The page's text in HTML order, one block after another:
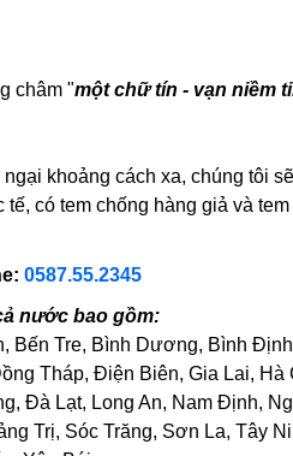
châm "một chữ tín - vạn niềm
khoảng cách xa, chúng tôi
có tem chống hàng giả và
0587.55.2345
nước bao gồm:
Bến Tre, Bình Dương, Bình
Tháp, Điện Biên, Gia Lai, Hà
Đà Lạt, Long An, Nam Định,
Trị, Sóc Trăng, Sơn La, Tây